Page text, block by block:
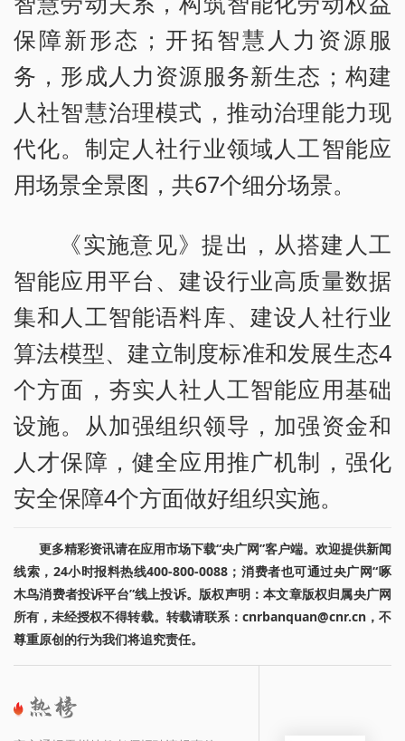
保障新形态；开拓智慧人力资源服
务，形成人力资源服务新生态；构建
人社智慧治理模式，推动治理能力现
代化。制定人社行业领域人工智能应
用场景全景图，共67个细分场景。
《实施意见》提出，从搭建人工
智能应用平台、建设行业高质量数据
集和人工智能语料库、建设人社行业
算法模型、建立制度标准和发展生态4
个方面，夯实人社人工智能应用基础
设施。从加强组织领导，加强资金和
人才保障，健全应用推广机制，强化
安全保障4个方面做好组织实施。
更多精彩资讯请在应用市场下载“央广网”客户端。欢迎提供新闻
线索，24小时报料热线400-800-0088；消费者也可通过央广网“啄
木鸟消费者投诉平台”线上投诉。版权声明：本文章版权归属央广网
所有，未经授权不得转载。转载请联系：cnrbanquan@cnr.cn，不
尊重原创的行为我们将追究责任。